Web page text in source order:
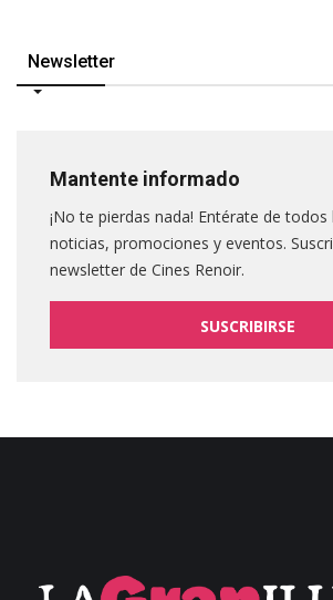
Newsletter
Mantente informado
¡No te pierdas nada! Entérate de
noticias, promociones y eventos.
newsletter de Cines Renoir.
SUSCRIBIRSE